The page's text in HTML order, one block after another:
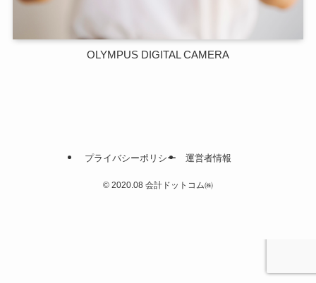
OLYMPUS DIGITAL CAMERA
プライバシーポリシー 運営者情報
© 2020.08 会計ドットコム㈱